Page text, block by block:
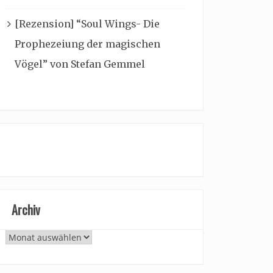
[Rezension] “Soul Wings- Die
Prophezeiung der magischen
Vögel” von Stefan Gemmel
Archiv
Archiv